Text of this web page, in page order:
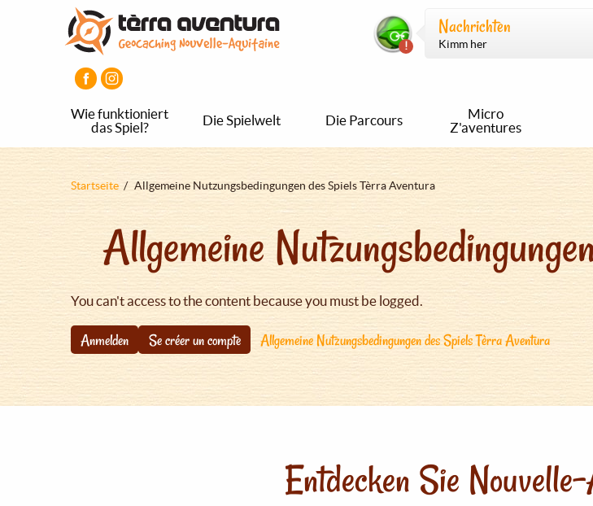
Nachrichten
Kimm her
Wie funktioniert
das Spiel?
Die Spielwelt Die Parcours
Micro
Z'aventures
Pfadnavigation
Startseite Allgemeine Nutzungsbedingungen des Spiels Tèrra Aventura
Allgemeine
You can't access to the content because you must be logged.
Anmelden Se créer un compte Allgemeine Nutzungsbedingungen des Spiels Tèrra Aventura
Entdecken Sie